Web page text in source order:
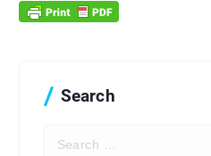
Search